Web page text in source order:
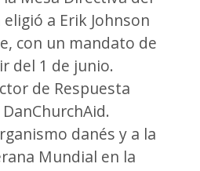
a Erik Johnson
con un mandato de
del 1 de junio.
de Respuesta
danés y a la
Mundial en la